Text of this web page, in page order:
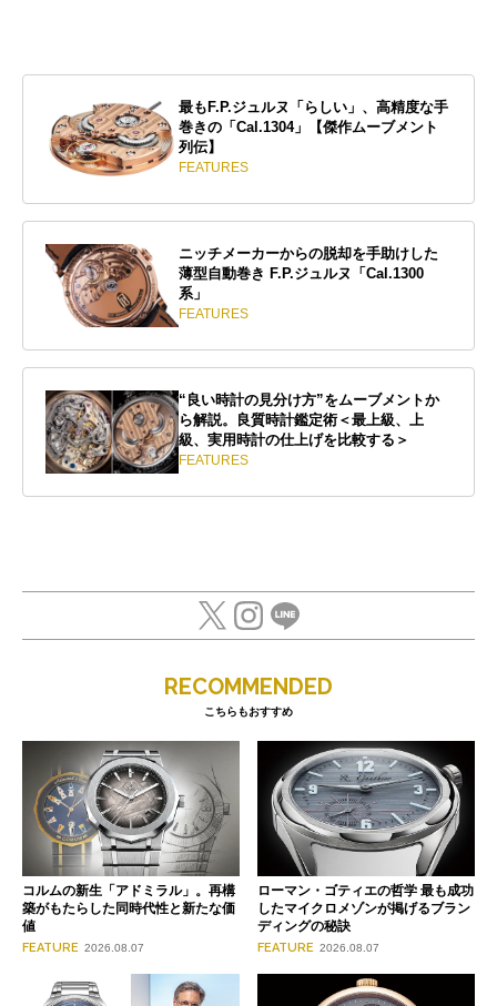
最もF.P.ジュルヌ「らしい」、高精度な手
巻きの「Cal.1304」【傑作ムーブメント
列伝】
FEATURES
ニッチメーカーからの脱却を手助けした
薄型自動巻き F.P.ジュルヌ「Cal.1300
系」
FEATURES
“良い時計の見分け方”をムーブメントか
ら解説。良質時計鑑定術＜最上級、上
級、実用時計の仕上げを比較する＞
FEATURES
RECOMMENDED
こちらもおすすめ
コルムの新生「アドミラル」。再構
築がもたらした同時代性と新たな価
値
FEATURE 2026.08.07
ローマン・ゴティエの哲学 最も成功
したマイクロメゾンが掲げるブラン
ディングの秘訣
FEATURE 2026.08.07